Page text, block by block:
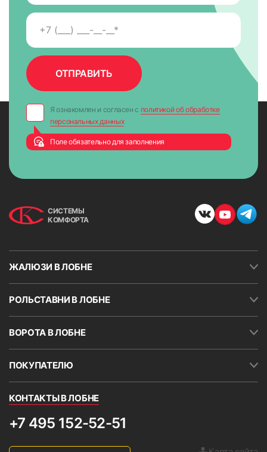
Я ознакомлен и согласен с политикой об обработке
персональных данных
Поле обязательно для заполнения
СИСТЕМЫ
КОМФОРТА
ЖАЛЮЗИ В ЛОБНЕ
РОЛЬСТАВНИ В ЛОБНЕ
ВОРОТА В ЛОБНЕ
ПОКУПАТЕЛЮ
КОНТАКТЫ В ЛОБНЕ
+7 495 152-52-51